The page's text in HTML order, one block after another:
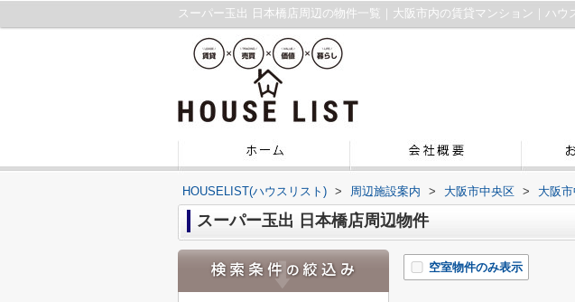
スーパー玉出 日本橋店周辺の物件一覧｜大阪市内の賃貸マンション｜ハウ
HOUSELIST(ハウスリスト) > 周辺施設案内 > 大阪市中央区 > 大阪
スーパー玉出 日本橋店周辺物件
空室物件のみ表示